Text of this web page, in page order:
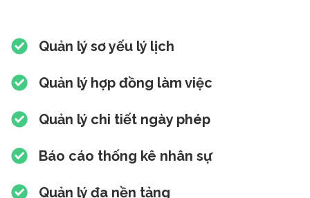
Quản lý sơ yếu lý lịch
Quản lý hợp đồng làm việc
Quản lý chi tiết ngày phép
Báo cáo thống kê nhân sự
Quản lý đa nền tảng